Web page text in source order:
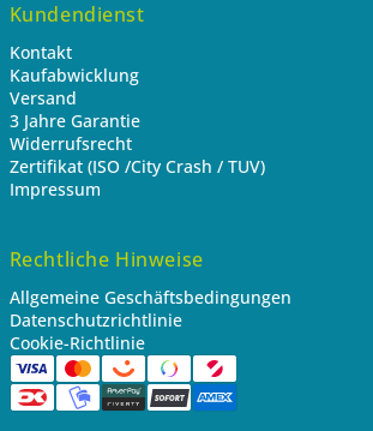
Kundendienst
Kontakt
Kaufabwicklung
Versand
3 Jahre Garantie
Widerrufsrecht
Zertifikat (ISO /City Crash / TUV)
Impressum
Rechtliche Hinweise
Allgemeine Geschäftsbedingungen
Datenschutzrichtlinie
Cookie-Richtlinie